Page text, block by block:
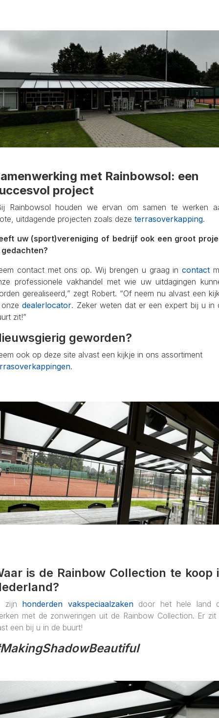
met Rainbowsol: een
project
Rainbowsol houden we ervan om samen te werken
uitdagende projecten zoals deze terrasoverkapping.
uw (sport)vereniging of bedrijf ook een groot
gedachten?
contact met ons op. Wij brengen u graag incontact
professionele vakhandel met wie uw uitdagingen
gerealiseerd,” zegt Robert. “Of neem nu alvast een
onzedealerlocator. Zeker weten dat er een expert bij u in
zit!”
geworden?
ook op deze site alvast een kijkje in ons assortiment
.
is de Rainbow Collection te koop
zijn honderden vakspeciaalzakendoor het hele land
met de zonweringen uit de Rainbow Collection. Er zit
een bij u in de buurt!